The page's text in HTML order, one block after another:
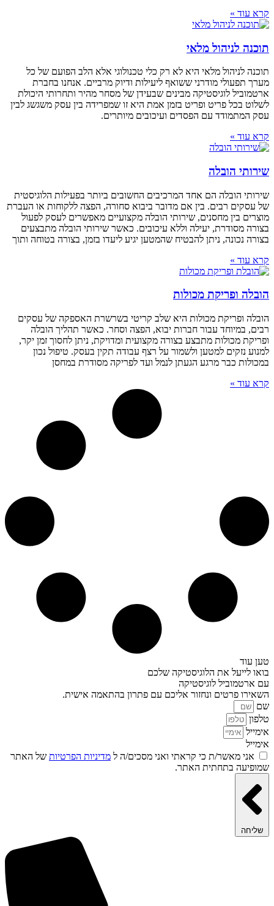
קרא עוד »
תוכנה לניהול מלאי
תוכנה לניהול מלאי היא לא רק כלי טכנולוגי אלא הלב הפועם של כל
מערך תפעולי מודרני ששואף ליעילות ודיוק מרביים. אנחנו בחברת
ארטמוביל לוגיסטיקה מבינים שבעידן של מסחר מהיר ותחרותי היכולת
לשלוט בכל פריט ופריט בזמן אמת היא זו שמפרידה בין עסק משגשג לבין
עסק המתמודד עם הפסדים ועיכובים מיותרים.
קרא עוד »
שירותי הובלה
שירותי הובלה הם אחד המרכיבים החשובים ביותר בפעילות הלוגיסטית
של עסקים רבים. בין אם מדובר ביבוא סחורה, הפצה ללקוחות או העברת
מוצרים בין מחסנים, שירותי הובלה מקצועיים מאפשרים לעסק לפעול
בצורה מסודרת, יעילה וללא עיכובים. כאשר שירותי הובלה מתבצעים
בצורה נכונה, ניתן להבטיח שהמטען יגיע ליעדו בזמן, בצורה בטוחה ותוך
קרא עוד »
הובלה ופריקת מכולות
הובלה ופריקת מכולות היא שלב קריטי בשרשרת האספקה של עסקים
רבים, במיוחד עבור חברות יבוא, הפצה וסחר. כאשר תהליך הובלה
ופריקת מכולות מתבצע בצורה מקצועית ומדויקת, ניתן לחסוך זמן יקר,
למנוע נזקים למטען ולשמור על רצף עבודה תקין בעסק. טיפול נכון
במכולות כבר מרגע הגעתן לנמל ועד לפריקה מסודרת במחסן
קרא עוד »
טען עוד
בואו לייעל את הלוגיסטיקה שלכם
עם ארטמוביל לוגיסטיקה
השאירו פרטים ונחזור אליכם עם פתרון בהתאמה אישית.
שם
טלפון
אימייל
אימייל
אני מאשר/ת כי קראתי ואני מסכים/ה ל מדיניות הפרטיות של האתר
שמופיעה בתחתית האתר.
שליחה